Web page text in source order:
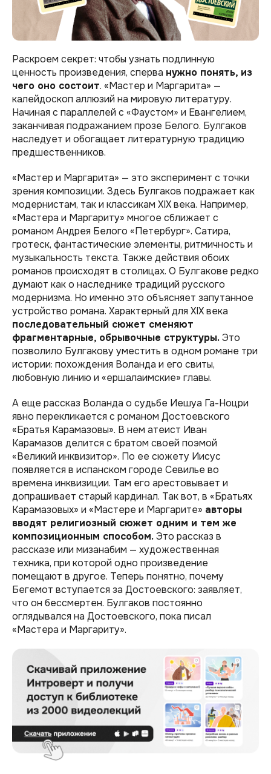
Раскроем секрет: чтобы узнать подлинную
ценность произведения, сперва нужно понять, из
чего оно состоит. «Мастер и Маргарита» —
калейдоскоп аллюзий на мировую литературу.
Начиная с параллелей с «Фаустом» и Евангелием,
заканчивая подражанием прозе Белого. Булгаков
наследует и обогащает литературную традицию
предшественников.
«Мастер и Маргарита» — это эксперимент с точки
зрения композиции. Здесь Булгаков подражает как
модернистам, так и классикам XIX века. Например,
«Мастера и Маргариту» многое сближает с
романом Андрея Белого «Петербург». Сатира,
гротеск, фантастические элементы, ритмичность и
музыкальность текста. Также действия обоих
романов происходят в столицах. О Булгакове редко
думают как о наследнике традиций русского
модернизма. Но именно это объясняет запутанное
устройство романа. Характерный для XIX века
последовательный сюжет сменяют
фрагментарные, обрывочные структуры.Это
позволило Булгакову уместить в одном романе три
истории: похождения Воланда и его свиты,
любовную линию и «ершалаимские» главы.
А еще рассказ Воланда о судьбе Иешуа Га-Ноцри
явно перекликается с романом Достоевского
«Братья Карамазовы». В нем атеист Иван
Карамазов делится с братом своей поэмой
«Великий инквизитор». По ее сюжету Иисус
появляется в испанском городе Севилье во
времена инквизиции. Там его арестовывает и
допрашивает старый кардинал. Так вот, в «Братьях
Карамазовых» и «Мастере и Маргарите» авторы
вводят религиозный сюжет одним и тем же
композиционным способом.Это рассказ в
рассказе или мизанабим — художественная
техника, при которой одно произведение
помещают в другое. Теперь понятно, почему
Бегемот вступается за Достоевского: заявляет,
что он бессмертен. Булгаков постоянно
оглядывался на Достоевского, пока писал
«Мастера и Маргариту».